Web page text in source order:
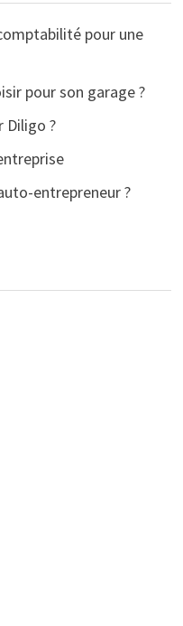
pour une
pour son garage ?
Diligo ?
entrepreneur ?